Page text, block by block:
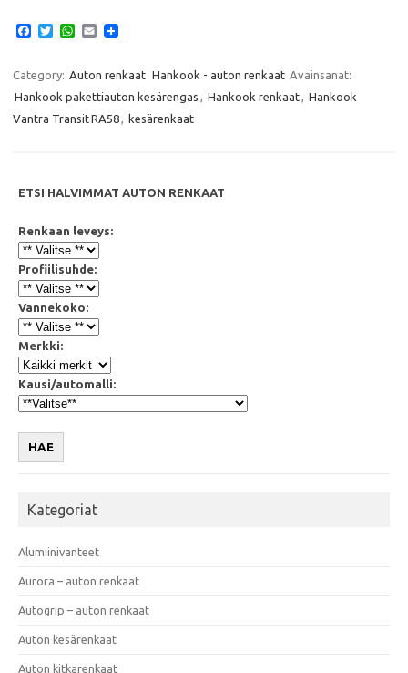
e
b
o
o
T
t
t
e
r
W
t
s
A
p
E
i
l
Category: Auton renkaat Hankook - auton renkaat Avainsanat:
Hankook pakettiauton kesärengas
Hankook renkaat
Hankook
Vantra Transit RA58
kesärenkaat
ETSI HALVIMMAT AUTON RENKAAT
Renkaan leveys:
Profiilisuhde:
Vannekoko:
Merkki:
Kausi/automalli:
HAE
Kategoriat
Alumiinivanteet
Aurora – auton renkaat
Autogrip – auton renkaat
Auton kesärenkaat
Auton kitkarenkaat